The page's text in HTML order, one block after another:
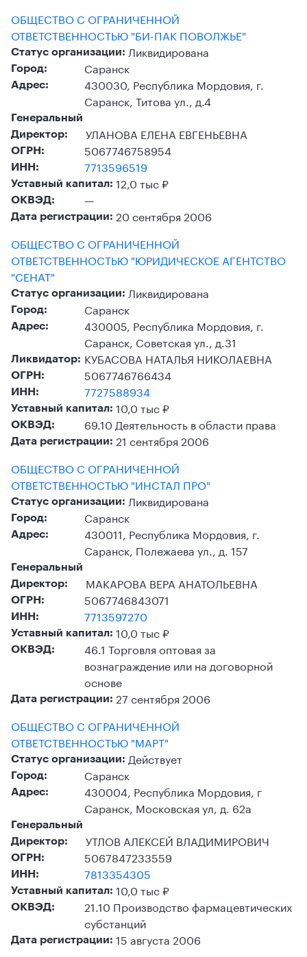
ОБЩЕСТВО С ОГРАНИЧЕННОЙ
ОТВЕТСТВЕННОСТЬЮ "БИ-ПАК ПОВОЛЖЬЕ"
Статус организации: Ликвидирована
Город: Саранск
Адрес:
430030, Республика Мордовия, г.
Саранск, Титова ул., д.4
Генеральный
Директор:
УЛАНОВА ЕЛЕНА ЕВГЕНЬЕВНА
ОГРН: 5067746758954
ИНН: 7713596519
Уставный капитал: 12,0 тыс ₽
ОКВЭД: —
Дата регистрации: 20 сентября 2006
ОБЩЕСТВО С ОГРАНИЧЕННОЙ
ОТВЕТСТВЕННОСТЬЮ "ЮРИДИЧЕСКОЕ АГЕНТСТВО
"СЕНАТ"
Статус организации: Ликвидирована
Город: Саранск
Адрес:
430005, Республика Мордовия, г.
Саранск, Советская ул., д.31
Ликвидатор: КУБАСОВА НАТАЛЬЯ НИКОЛАЕВНА
ОГРН: 5067746766434
ИНН: 7727588934
Уставный капитал: 10,0 тыс ₽
ОКВЭД: 69.10 Деятельность в области права
Дата регистрации: 21 сентября 2006
ОБЩЕСТВО С ОГРАНИЧЕННОЙ
ОТВЕТСТВЕННОСТЬЮ "ИНСТАЛ ПРО"
Статус организации: Ликвидирована
Город: Саранск
Адрес:
430011, Республика Мордовия, г.
Саранск, Полежаева ул., д. 157
Генеральный
Директор:
МАКАРОВА ВЕРА АНАТОЛЬЕВНА
ОГРН: 5067746843071
ИНН: 7713597270
Уставный капитал: 10,0 тыс ₽
ОКВЭД:
46.1 Торговля оптовая за
вознаграждение или на договорной
основе
Дата регистрации: 27 сентября 2006
ОБЩЕСТВО С ОГРАНИЧЕННОЙ
ОТВЕТСТВЕННОСТЬЮ "МАРТ"
Статус организации: Действует
Город: Саранск
Адрес:
430004, Республика Мордовия, г
Саранск, Московская ул, д. 62а
Генеральный
Директор:
УТЛОВ АЛЕКСЕЙ ВЛАДИМИРОВИЧ
ОГРН: 5067847233559
ИНН: 7813354305
Уставный капитал: 10,0 тыс ₽
ОКВЭД:
21.10 Производство фармацевтических
субстанций
Дата регистрации: 15 августа 2006